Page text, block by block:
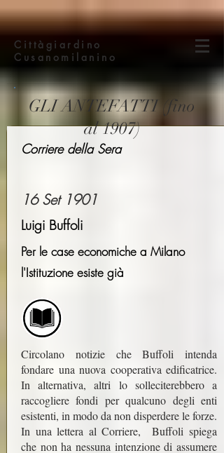
Cittàgiardino
Cusanomilanino
Corriere della Sera
16 Set 1901
Luigi Buffoli
Per le case economiche a Milano
l'Istituzione esiste già
Circolano notizie che Buffoli intenda
fondare una nuova cooperativa edificatrice.
In alternativa, altri lo solleciterebbero a
raccogliere fondi per qualcuno degli enti
esistenti, in modo da non disperdere le forze.
In una lettera al Corriere, Buffoli spiega
che non ha nessuna intenzione di assumere
GLI ANTEFATTI (fino
al 1907)